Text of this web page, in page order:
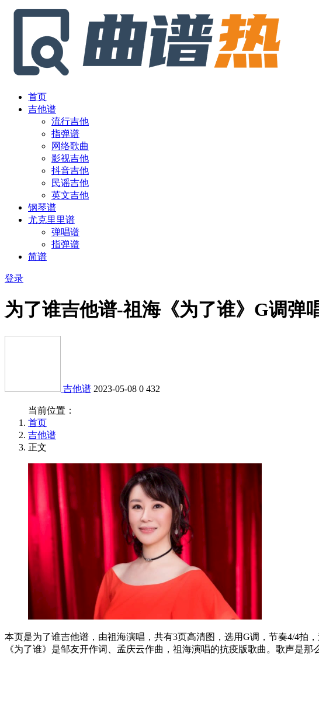
首页
吉他谱
流行吉他
指弹谱
网络歌曲
影视吉他
抖音吉他
民谣吉他
英文吉他
钢琴谱
尤克里里谱
弹唱谱
指弹谱
简谱
登录
为了谁吉他谱-祖海《为了谁》G调弹
吉他谱 2023-05-08 0 432
当前位置：
首页
吉他谱
正文
本页是为了谁吉他谱，由祖海演唱，共有3页高清图，选用G调，节奏4/4拍，
《为了谁》是邹友开作词、孟庆云作曲，祖海演唱的抗疫版歌曲。歌声是